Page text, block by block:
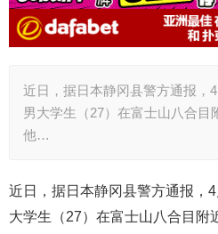
近日，据日本静冈县警方通报，
男大学生（27）在富士山八合目
他…
近日，据日本静冈县警方通报，
大学生（27）在富士山八合目附